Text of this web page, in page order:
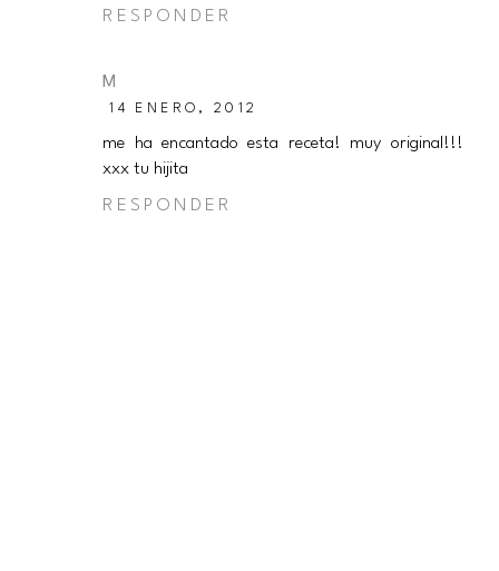
RESPONDER
M
14 ENERO, 2012
me ha encantado esta receta! muy original!!!
xxx tu hijita
RESPONDER